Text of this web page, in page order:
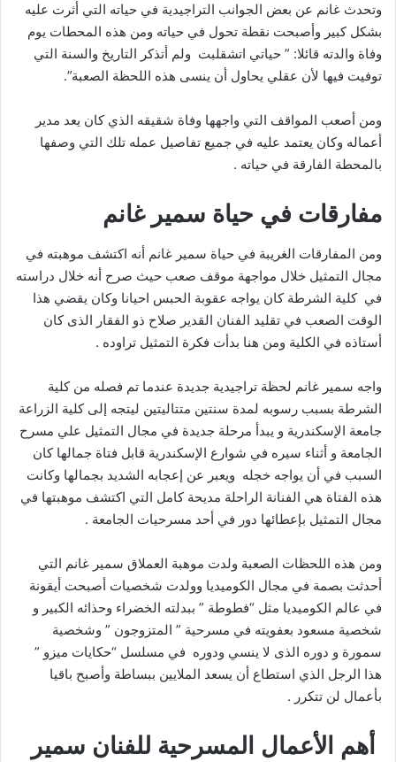
وتحدث غانم عن بعض الجوانب التراجيدية في حياته التي أثرت عليه
بشكل كبير وأصبحت نقطة تحول في حياته ومن هذه المحطات يوم
وفاة والدته قائلا: ” حياتي اتشقلبت ولم أتذكر التاريخ والسنة التي
توفيت فيها لأن عقلي يحاول أن ينسى هذه اللحظة الصعبة”.
ومن أصعب المواقف التي واجهها وفاة شقيقه الذي كان يعد مدير
أعماله وكان يعتمد عليه في جميع تفاصيل عمله تلك التي وصفها
بالمحطة الفارقة في حياته .
مفارقات في حياة سمير غانم
ومن المفارقات الغريبة في حياة سمير غانم أنه اكتشف موهبته في
مجال التمثيل خلال مواجهة موقف صعب حيث صرح أنه خلال دراسته
في كلية الشرطة كان يواجه عقوبة الحبس احيانا وكان يقضي هذا
الوقت الصعب في تقليد الفنان القدير صلاح ذو الفقار الذى كان
أستاذه في الكلية ومن هنا بدأت فكرة التمثيل تراوده .
واجه سمير غانم لحظة تراجيدية جديدة عندما تم فصله من كلية
الشرطة بسبب رسوبه لمدة سنتين متتاليتين ليتجه إلى كلية الزراعة
جامعة الإسكندرية و يبدأ مرحلة جديدة في مجال التمثيل علي مسرح
الجامعة و أثناء سيره في شوارع الإسكندرية قابل فتاة جمالها كان
السبب في أن يواجه خجله ويعبر عن إعجابه الشديد بجمالها وكانت
هذه الفتاة هي الفنانة الراحلة مديحة كامل التي اكتشف موهبتها في
مجال التمثيل بإعطائها دور في أحد مسرحيات الجامعة .
ومن هذه اللحظات الصعبة ولدت موهبة العملاق سمير غانم التي
أحدثت بصمة في مجال الكوميديا وولدت شخصيات أصبحت أيقونة
في عالم الكوميديا مثل “فطوطة ” ببدلته الخضراء وحذائه الكبير و
شخصية مسعود بعفويته في مسرحية ” المتزوجون ” وشخصية
سمورة و دوره الذى لا ينسي ودوره في مسلسل “حكايات ميزو ”
هذا الرجل الذي استطاع أن يسعد الملايين ببساطة وأصبح باقيا
بأعمال لن تتكرر .
أهم الأعمال المسرحية للفنان سمير